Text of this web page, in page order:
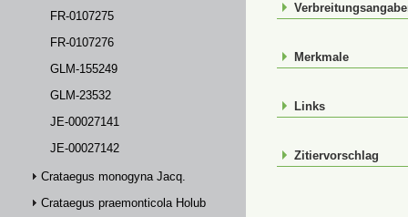
FR-0107275
FR-0107276
GLM-155249
GLM-23532
JE-00027141
JE-00027142
Crataegus monogyna Jacq.
Crataegus praemonticola Holub
Merkmale
Links
Zitiervorschlag